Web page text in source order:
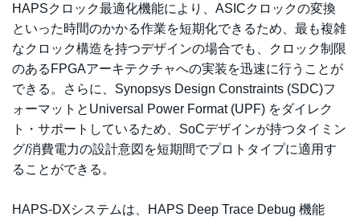
HAPSクロック最適化機能により、ASICクロックの変換
といった時間のかかる作業を短期化できるため、最も複雑
なクロック構造を持つデザインの場合でも、クロック制限
のあるFPGAアーキテクチャへの実装を迅速に行うことが
できる。さらに、Synopsys Design Constraints (SDC)フ
ォーマットとUniversal Power Format (UPF) をダイレク
ト・サポートしているため、SoCデザインが持つタイミン
グ/消費電力の設計意図を短期間でプロトタイプに適用す
ることができる。
HAPS-DXシステムは、HAPS Deep Trace Debug 機能